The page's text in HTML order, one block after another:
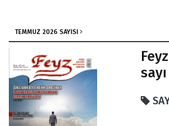
Ayın Mektubu
Fatıma-ı Berdaiye
Sevda-ı Cariye
Nereye
İmam-ı Azam Ebu Hanife Hz.
TEMMUZ 2026 SAYISI
sayı